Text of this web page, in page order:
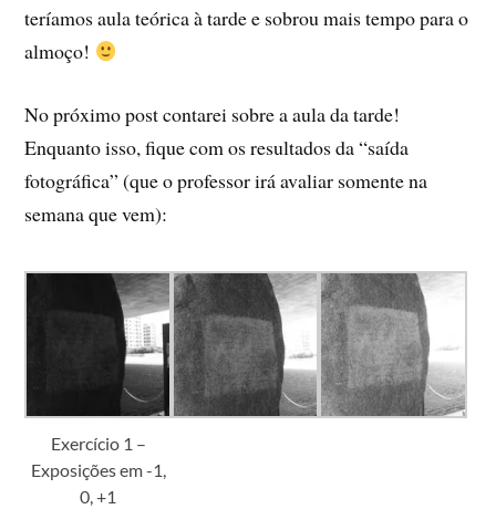
teríamos aula teórica à tarde e sobrou mais tempo para o
almoço!
No próximo post contarei sobre a aula da tarde!
Enquanto isso, fique com os resultados da “saída
fotográfica” (que o professor irá avaliar somente na
semana que vem):
Exercício 1 –
Exposições em -1,
0, +1